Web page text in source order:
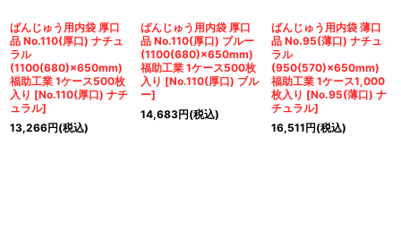
ばんじゅう用内袋 厚口
品 No.110(厚口) ナチュ
ラル
(1100(680)×650mm)
福助工業 1ケース500枚
入り [No.110(厚口) ナチ
ュラル]
13,266円(税込)
ばんじゅう用内袋 厚口
品 No.110(厚口) ブルー
(1100(680)×650mm)
福助工業 1ケース500枚
入り [No.110(厚口) ブル
ー]
14,683円(税込)
ばんじゅう用内袋 薄口
品 No.95(薄口) ナチュ
ラル
(950(570)×650mm)
福助工業 1ケース1,000
枚入り [No.95(薄口) ナ
チュラル]
16,511円(税込)